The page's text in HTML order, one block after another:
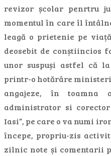
revizor școlar penrtru
momentul în care îl
leagă o prietenie pe
deosebit de conștiincios
unor suspuși astfel că
printr-o hotărâre
angajeze, în toamna
administrator si
Iasi”, pe care o va numi
începe, propriu-zis
zilnic note și comentarii